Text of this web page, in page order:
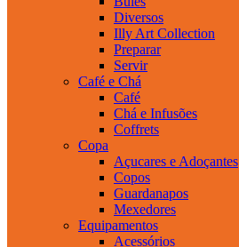
Diversos
Illy Art Collection
Preparar
Servir
Café e Chá
Café
Chá e Infusões
Coffrets
Copa
Açucares e Adoçantes
Copos
Guardanapos
Mexedores
Equipamentos
Acessórios